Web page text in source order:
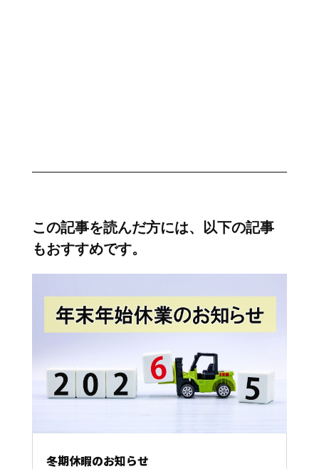
この記事を読んだ方には、以下の記事
もおすすめです。
冬期休暇のお知らせ